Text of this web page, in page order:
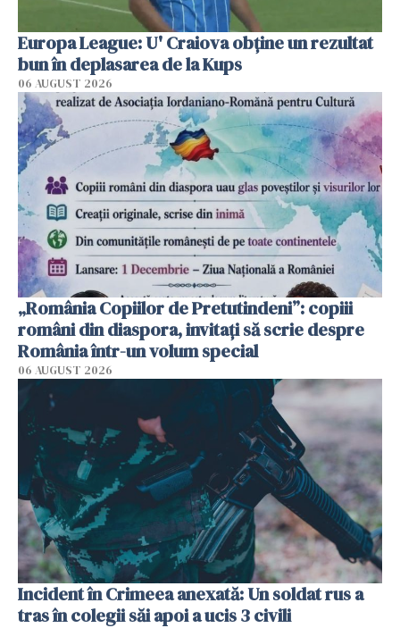
Europa League: U' Craiova obține un rezultat
bun în deplasarea de la Kups
06 AUGUST 2026
„România Copiilor de Pretutindeni”: copiii
români din diaspora, invitați să scrie despre
România într-un volum special
06 AUGUST 2026
Incident în Crimeea anexată: Un soldat rus a
tras în colegii săi apoi a ucis 3 civili